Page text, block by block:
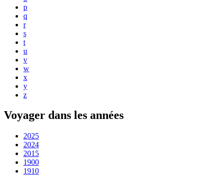
p
q
r
s
t
u
v
w
x
y
z
Voyager dans les années
2025
2024
2015
1900
1910